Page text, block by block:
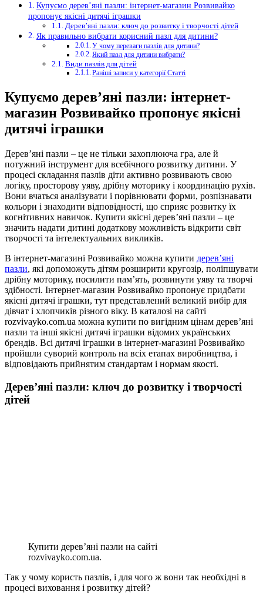
Купуємо дерев’яні пазли: інтернет-магазин Розвивайко
пропонує якісні дитячі іграшки
Дерев’яні пазли: ключ до розвитку і творчості дітей
Як правильно вибрати корисний пазл для дитини?
У чому переваги пазлів для дитини?
Який пазл для дитини вибрати?
Види пазлів для дітей
Раніші записи у категорії Статті
Купуємо дерев’яні пазли: інтернет-
магазин Розвивайко пропонує якісні
дитячі іграшки
Дерев’яні пазли – це не тільки захоплююча гра, але й
потужний інструмент для всебічного розвитку дитини. У
процесі складання пазлів діти активно розвивають свою
логіку, просторову уяву, дрібну моторику і координацію рухів.
Вони вчаться аналізувати і порівнювати форми, розпізнавати
кольори і знаходити відповідності, що сприяє розвитку їх
когнітивних навичок. Купити якісні дерев’яні пазли – це
значить надати дитині додаткову можливість відкрити світ
творчості та інтелектуальних викликів.
В інтернет-магазині Розвивайко можна купити дерев’яні
пазли, які допоможуть дітям розширити кругозір, поліпшувати
дрібну моторику, посилити пам’ять, розвинути уяву та творчі
здібності. Інтернет-магазин Розвивайко пропонує придбати
якісні дитячі іграшки, тут представлений великий вибір для
дівчат і хлопчиків різного віку. В каталозі на сайті
rozvivayko.com.ua можна купити по вигідним цінам дерев’яні
пазли та інші якісні дитячі іграшки відомих українських
брендів. Всі дитячі іграшки в інтернет-магазині Розвивайко
пройшли суворий контроль на всіх етапах виробництва, і
відповідають прийнятим стандартам і нормам якості.
Дерев’яні пазли: ключ до розвитку і творчості
дітей
Купити дерев’яні пазли на сайті
rozvivayko.com.ua.
Так у чому користь пазлів, і для чого ж вони так необхідні в
процесі виховання і розвитку дітей?